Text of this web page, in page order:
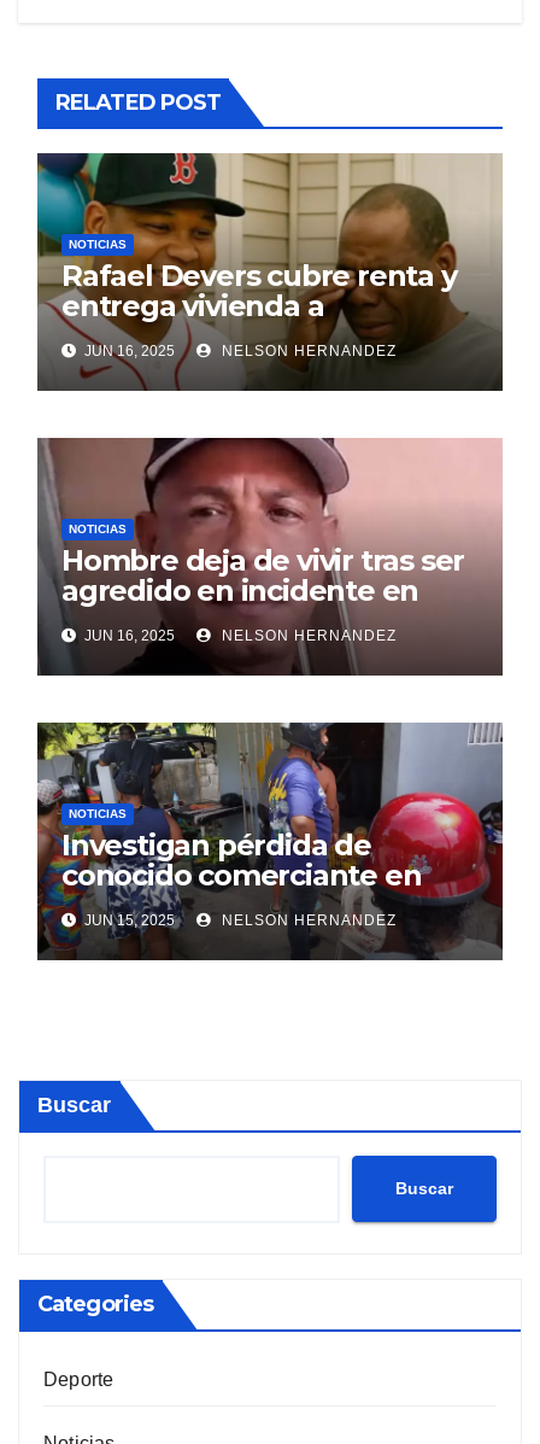
RELATED POST
NOTICIAS
Rafael Devers cubre renta y
entrega vivienda a
exentrenador en RD
JUN 16, 2025 NELSON HERNANDEZ
NOTICIAS
Hombre deja de vivir tras ser
agredido en incidente en
SDEJUN 16, 2025 NELSON HERNANDEZ
NOTICIAS
Investigan pérdida de
conocido comerciante en
Sosúa
JUN 15, 2025 NELSON HERNANDEZ
Buscar
Buscar
Categories
Deporte